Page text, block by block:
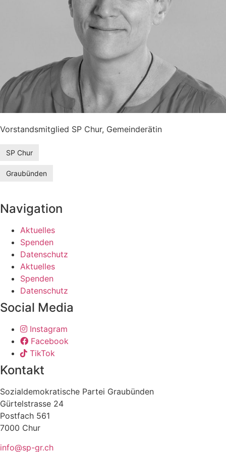
Vorstandsmitglied SP Chur, Gemeinderätin
SP Chur
Graubünden
Navigation
Aktuelles
Spenden
Datenschutz
Aktuelles
Spenden
Datenschutz
Social Media
Instagram
Facebook
TikTok
Kontakt
Sozialdemokratische Partei Graubünden
Gürtelstrasse 24
Postfach 561
7000 Chur
info@sp-gr.ch